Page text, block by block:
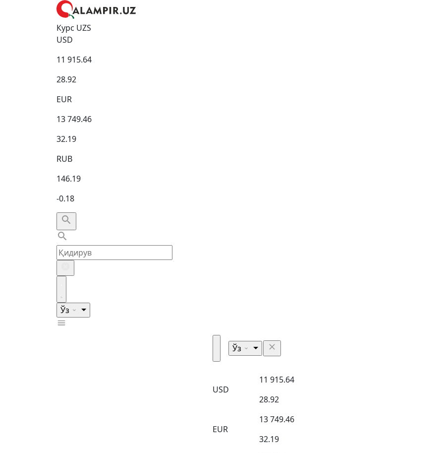
Курс UZS
USD
11 915.64
28.92
EUR
13 749.46
32.19
RUB
146.19
-0.18
Ўз
Ўз
USD
11 915.64
28.92
EUR
13 749.46
32.19